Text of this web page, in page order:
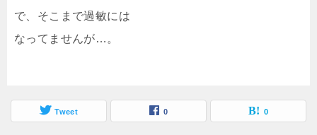
で、そこまで過敏には
なってませんが…。
Tweet 0 0